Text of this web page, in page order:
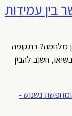
בין עמידות
מלחמה? בתקופה
חשוב להבין